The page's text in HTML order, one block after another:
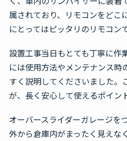
属されており、リモコンをどこ
にとってはピッタリのリモコン
設置工事当日もとても丁寧に作
には使用方法やメンテナンス時
すく説明してくださいました。
が、長く安心して使えるポイン
オーバースライダーガレージを
外から倉庫内がまったく見えな